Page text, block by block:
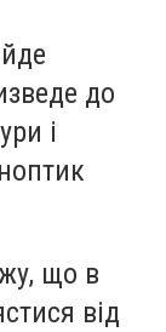
до
і
що в
від